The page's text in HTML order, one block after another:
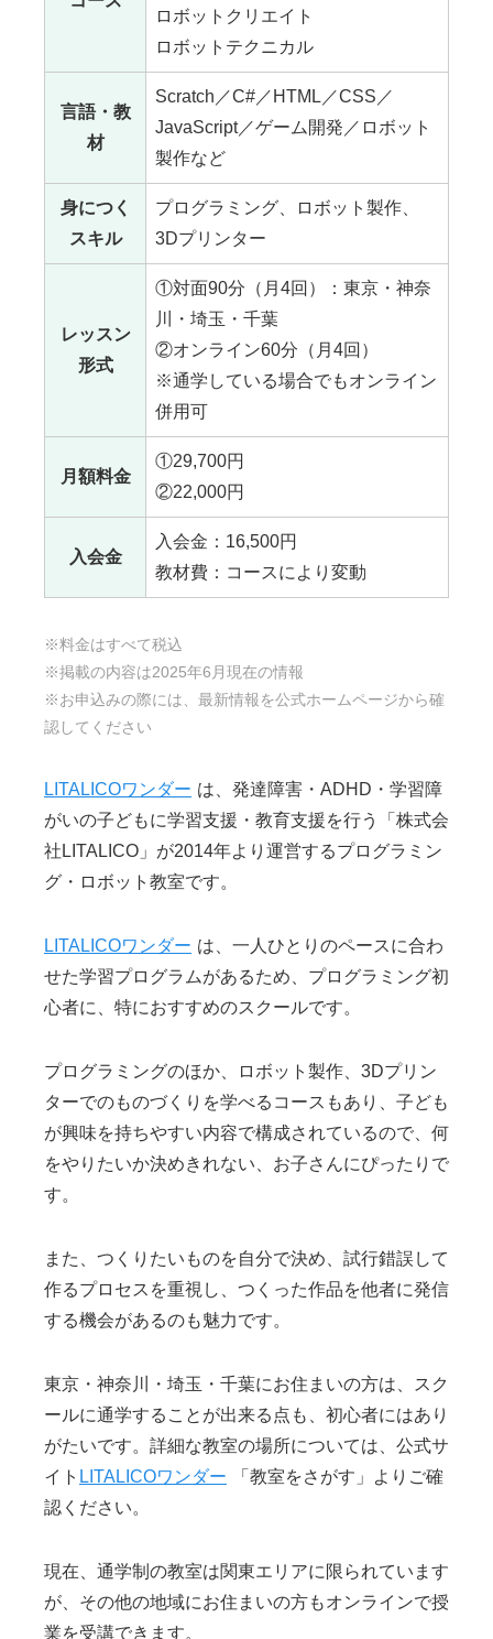
ロボットクリエイト
ロボットテクニカル
言語・教
材
Scratch／C#／HTML／CSS／
JavaScript／ゲーム開発／ロボット
製作など
身につく
スキル
プログラミング、ロボット製作、
3Dプリンター
レッスン
形式
①対面90分（月4回）：東京・神奈
川・埼玉・千葉
②オンライン60分（月4回）
※通学している場合でもオンライン
併用可
月額料金
①29,700円
②22,000円
入会金
入会金：16,500円
教材費：コースにより変動
※料金はすべて税込
※掲載の内容は2025年6月現在の情報
※お申込みの際には、最新情報を公式ホームページから確
認してください
LITALICOワンダー は、発達障害・ADHD・学習障
がいの子どもに学習支援・教育支援を行う「株式会
社LITALICO」が2014年より運営するプログラミン
グ・ロボット教室です。
LITALICOワンダー は、一人ひとりのペースに合わ
せた学習プログラムがあるため、プログラミング初
心者に、特におすすめのスクールです。
プログラミングのほか、ロボット製作、3Dプリン
ターでのものづくりを学べるコースもあり、子ども
が興味を持ちやすい内容で構成されているので、何
をやりたいか決めきれない、お子さんにぴったりで
す。
また、つくりたいものを自分で決め、試行錯誤して
作るプロセスを重視し、つくった作品を他者に発信
する機会があるのも魅力です。
東京・神奈川・埼玉・千葉にお住まいの方は、スク
ールに通学することが出来る点も、初心者にはあり
がたいです。詳細な教室の場所については、公式サ
イト LITALICOワンダー
「教室をさがす」よりご確
認ください。
現在、通学制の教室は関東エリアに限られています
が、その他の地域にお住まいの方もオンラインで授
業を受講できます。